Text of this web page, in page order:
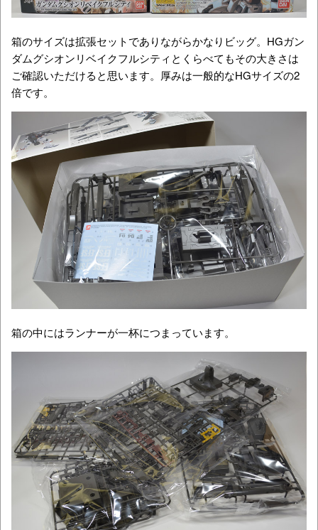
箱のサイズは拡張セットでありながらかなりビッグ。HGガン
ダムグシオンリベイクフルシティとくらべてもその大きさは
ご確認いただけると思います。厚みは一般的なHGサイズの2
倍です。
箱の中にはランナーが一杯につまっています。